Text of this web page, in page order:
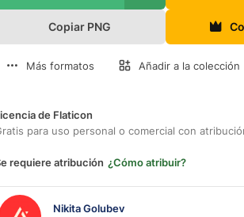
Copiar PNG
Más formatos Añadir a la colección
de Flaticon
para uso personal o comercial con
requiere atribución ¿Cómo atribuir?
Nikita Golubev